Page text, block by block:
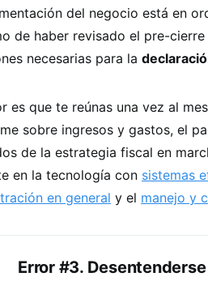
del negocio está en
de haber revisado el pre-
necesarias para la
es que te reúnas una vez al
sobre ingresos y gastos, el
de la estrategia fiscal en
en la tecnología con sistemas
en general y el manejo y
Error #3.